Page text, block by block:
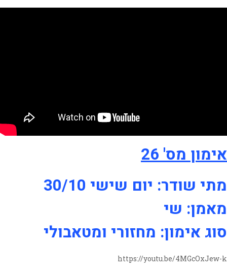
אימון מס' 26
מתי שודר: יום שישי 30/10
מאמן: שי
סוג אימון: מחזורי ומטאבולי
https://youtu.be/4MGcOxJew-k